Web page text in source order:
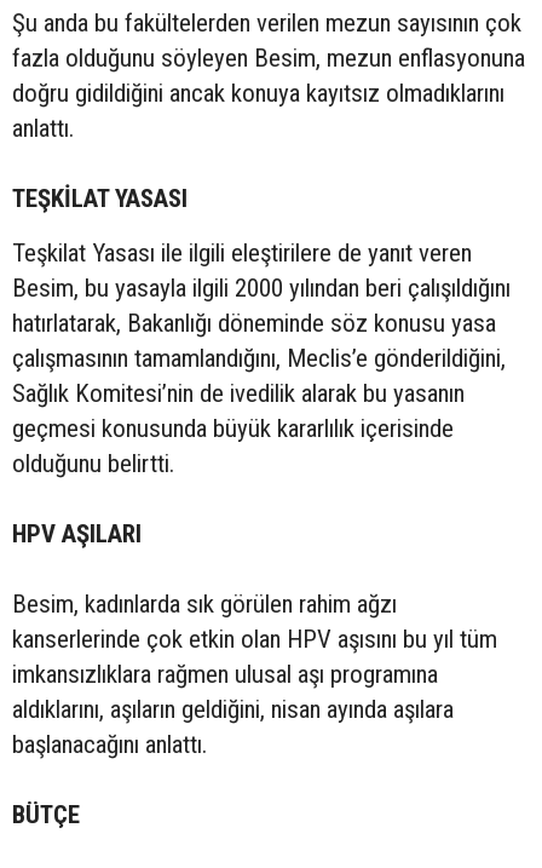
Şu anda bu fakültelerden verilen mezun sayısının çok
fazla olduğunu söyleyen Besim, mezun enflasyonuna
doğru gidildiğini ancak konuya kayıtsız olmadıklarını
anlattı.
TEŞKİLAT YASASI
Teşkilat Yasası ile ilgili eleştirilere de yanıt veren
Besim, bu yasayla ilgili 2000 yılından beri çalışıldığını
hatırlatarak, Bakanlığı döneminde söz konusu yasa
çalışmasının tamamlandığını, Meclis’e gönderildiğini,
Sağlık Komitesi’nin de ivedilik alarak bu yasanın
geçmesi konusunda büyük kararlılık içerisinde
olduğunu belirtti.
HPV AŞILARI
Besim, kadınlarda sık görülen rahim ağzı
kanserlerinde çok etkin olan HPV aşısını bu yıl tüm
imkansızlıklara rağmen ulusal aşı programına
aldıklarını, aşıların geldiğini, nisan ayında aşılara
başlanacağını anlattı.
BÜTÇE